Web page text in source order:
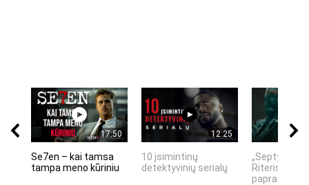
17:50
Se7en – kai tamsa
tampa meno kūriniu
12:25
10 įsimintinų
detektyvinių serialų
„Septynių
Riteris" – kai